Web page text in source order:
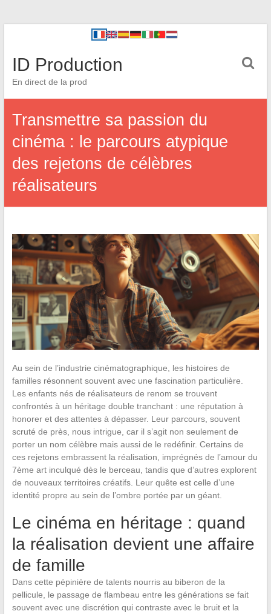
ID Production
En direct de la prod
Transmettre sa passion du
cinéma : le parcours atypique
des rejetons de célèbres
réalisateurs
Au sein de l’industrie cinématographique, les histoires de
familles résonnent souvent avec une fascination particulière.
Les enfants nés de réalisateurs de renom se trouvent
confrontés à un héritage double tranchant : une réputation à
honorer et des attentes à dépasser. Leur parcours, souvent
scruté de près, nous intrigue, car il s’agit non seulement de
porter un nom célèbre mais aussi de le redéfinir. Certains de
ces rejetons embrassent la réalisation, imprégnés de l’amour du
7ème art inculqué dès le berceau, tandis que d’autres explorent
de nouveaux territoires créatifs. Leur quête est celle d’une
identité propre au sein de l’ombre portée par un géant.
Le cinéma en héritage : quand
la réalisation devient une affaire
de famille
Dans cette pépinière de talents nourris au biberon de la
pellicule, le passage de flambeau entre les générations se fait
souvent avec une discrétion qui contraste avec le bruit et la